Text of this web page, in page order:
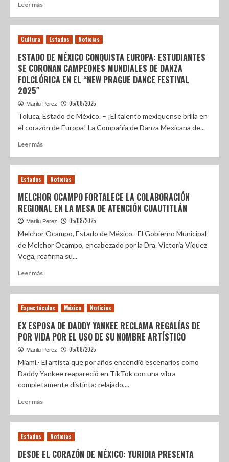
Leer más
Cultura Estados Noticias
ESTADO DE MÉXICO CONQUISTA EUROPA: ESTUDIANTES
SE CORONAN CAMPEONES MUNDIALES DE DANZA
FOLCLÓRICA EN EL “NEW PRAGUE DANCE FESTIVAL
2025″
Marilu Perez 05/08/2025
Toluca, Estado de México. – ¡El talento mexiquense brilla en
el corazón de Europa! La Compañía de Danza Mexicana de...
Leer más
Estados Noticias
MELCHOR OCAMPO FORTALECE LA COLABORACIÓN
REGIONAL EN LA MESA DE ATENCIÓN CUAUTITLÁN
Marilu Perez 05/08/2025
Melchor Ocampo, Estado de México.- El Gobierno Municipal
de Melchor Ocampo, encabezado por la Dra. Victoria Víquez
Vega, reafirma su...
Leer más
Espectáculos México Noticias
EX ESPOSA DE DADDY YANKEE RECLAMA REGALÍAS DE
POR VIDA POR EL USO DE SU NOMBRE ARTÍSTICO
Marilu Perez 05/08/2025
Miami.- El artista que por años encendió escenarios como
Daddy Yankee reapareció en TikTok con una vibra
completamente distinta: relajado,...
Leer más
Estados Noticias
DESDE EL CORAZÓN DE MÉXICO: YURIDIA PRESENTA